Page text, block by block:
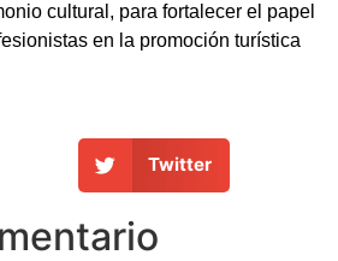
cultural, para fortalecer el papel
en la promoción turística
Twitter